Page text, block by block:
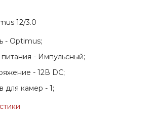
12/3.0
- Optimus;
- Импульсный;
- 12В DC;
для камер - 1;